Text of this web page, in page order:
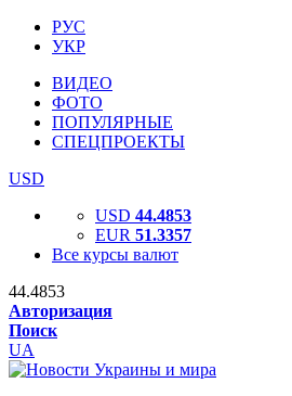
РУС
УКР
ВИДЕО
ФОТО
ПОПУЛЯРНЫЕ
СПЕЦПРОЕКТЫ
USD
USD 44.4853
EUR 51.3357
Все курсы валют
44.4853
Авторизация
Поиск
UA